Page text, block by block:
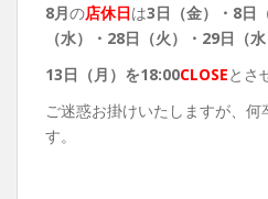
8月の店休日は3日（金）・8日
（水）・28日（火）・29日（水
13日（月）を18:00CLOSEとさ
ご迷惑お掛けいたしますが、何
す。